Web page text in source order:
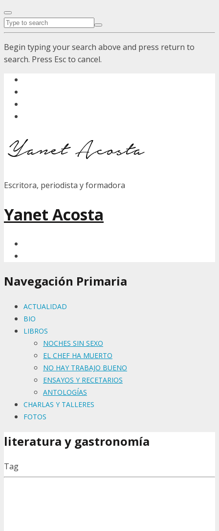
Begin typing your search above and press return to
search. Press Esc to cancel.
Escritora, periodista y formadora
Yanet Acosta
Navegación Primaria
ACTUALIDAD
BIO
LIBROS
NOCHES SIN SEXO
EL CHEF HA MUERTO
NO HAY TRABAJO BUENO
ENSAYOS Y RECETARIOS
ANTOLOGÍAS
CHARLAS Y TALLERES
FOTOS
literatura y gastronomía
Tag